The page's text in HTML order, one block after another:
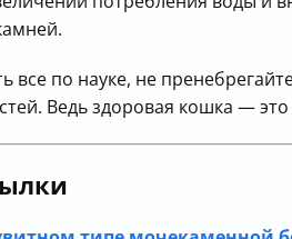
все по науке, не
Ведь здоровая кошка —